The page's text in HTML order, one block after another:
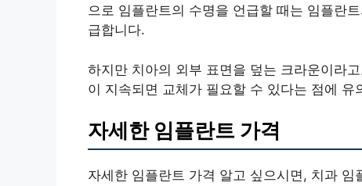
으로 임플란트의 수명을 언급할 때는 임플란
급합니다.
하지만 치아의 외부 표면을 덮는 크라운이라
이 지속되면 교체가 필요할 수 있다는 점에 유
자세한 임플란트 가격
자세한 임플란트 가격 알고 싶으시면, 치과